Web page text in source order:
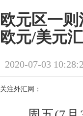
欧元区一
欧元/美元
2020-07-03
关注外汇网：